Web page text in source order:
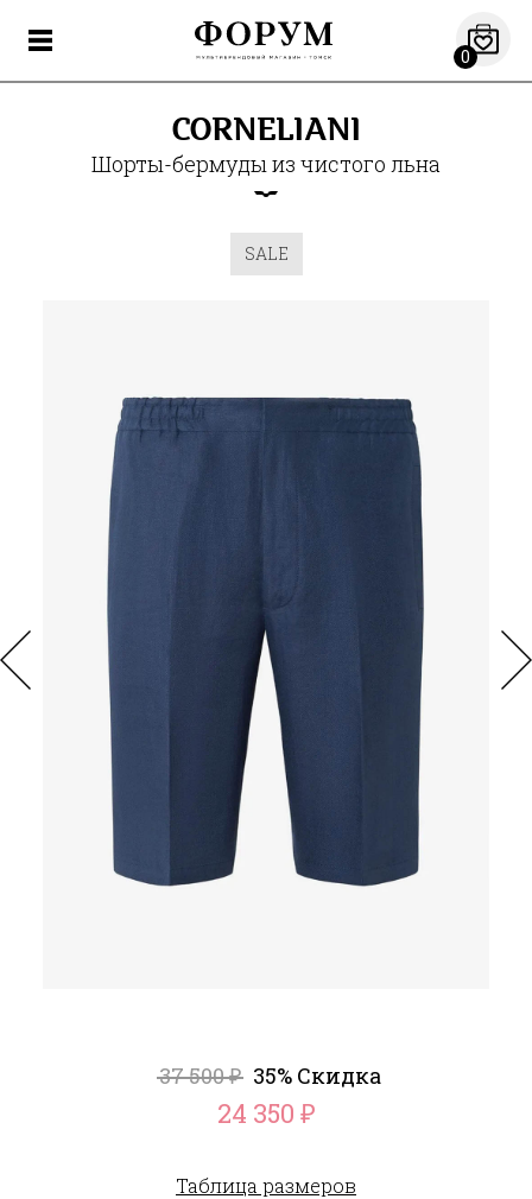
0
CORNELIANI
Шорты-бермуды из чистого льна
SALE
37 500₽ 35% Скидка
24 350 ₽
Таблица размеров